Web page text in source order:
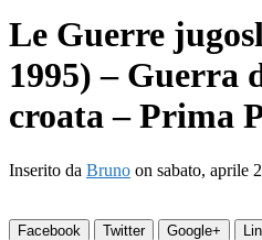
Le Guerre
1995) – Guerra
croata – Prima
Inserito da Bruno on sabato, aprile
Facebook Twitter Google+